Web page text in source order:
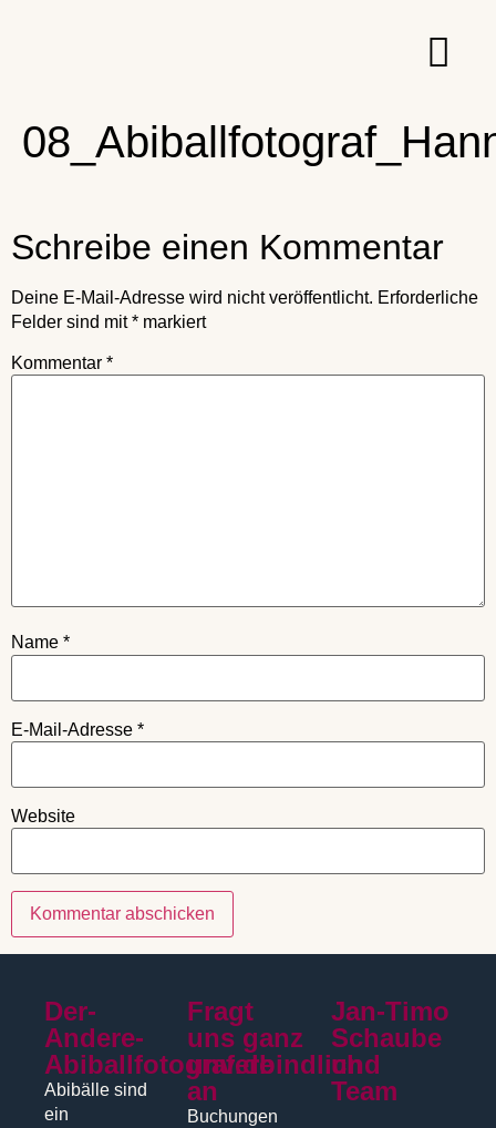
Schreibe einen Kommentar
Deine E-Mail-Adresse wird nicht veröffentlicht. Erforderliche
Felder sind mit* markiert
Kommentar *
Name *
E-Mail-Adresse *
Website
Der-
Andere-
Abiballfotograf.de
Abibälle sind
ein
Fragt
uns ganz
unverbindlich
an
Buchungen
Jan-Timo
Schaube
und
Team